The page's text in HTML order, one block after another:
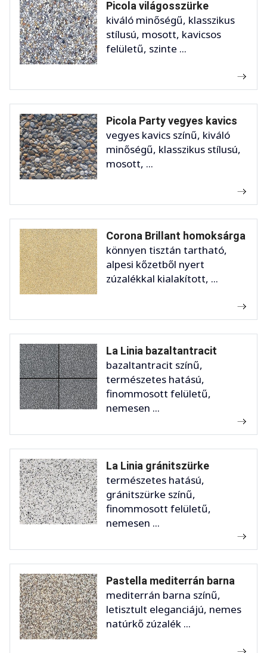
Picola világosszürke
kiváló minőségű, klasszikus
stílusú, mosott, kavicsos
felületű, szinte ...
Picola Party vegyes kavics
vegyes kavics színű, kiváló
minőségű, klasszikus stílusú,
mosott, ...
Corona Brillant homoksárga
könnyen tisztán tartható,
alpesi kőzetből nyert
zúzalékkal kialakított, ...
La Linia bazaltantracit
bazaltantracit színű,
természetes hatású,
finommosott felületű,
nemesen ...
La Linia gránitszürke
természetes hatású,
gránitszürke színű,
finommosott felületű,
nemesen ...
Pastella mediterrán barna
mediterrán barna színű,
letisztult eleganciájú, nemes
natúrkő zúzalék ...